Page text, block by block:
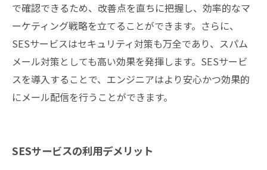
で確認できるため、改善点を直ちに把握し、効率的なマ
ーケティング戦略を立てることができます。さらに、
SESサービスはセキュリティ対策も万全であり、スパム
メール対策としても高い効果を発揮します。SESサービ
スを導入することで、エンジニアはより安心かつ効果的
にメール配信を行うことができます。
SESサービスの利用デメリット